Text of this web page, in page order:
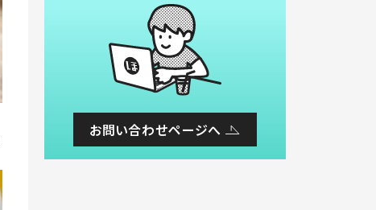
お問い合わせページへ